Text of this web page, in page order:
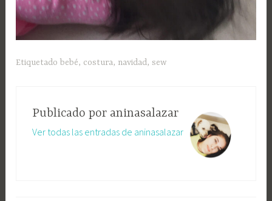
Etiquetado bebé, costura, navidad,sew
Publicado por aninasalazar
Ver todas las entradas de aninasalazar